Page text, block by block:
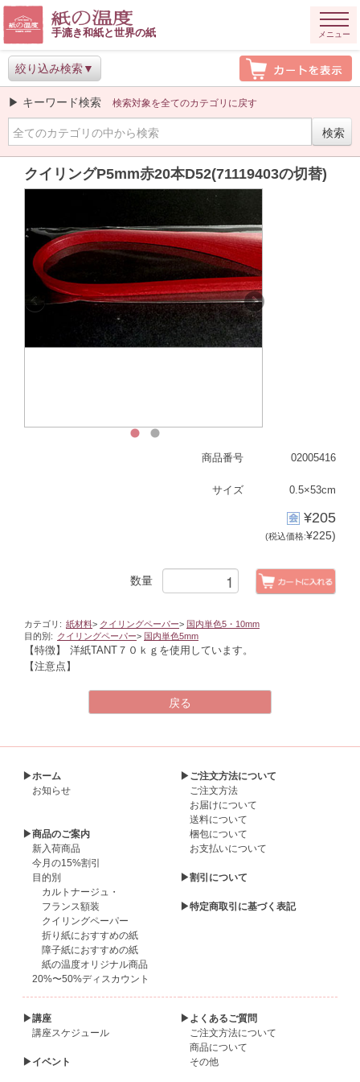
手漉き和紙と世界の紙 メニュー
絞り込み検索
▶ キーワード検索 検索対象を全てのカテゴリに戻す
クイリングP5mm赤20本D52(71119403の切替)
Previous
02005416
商品番号
0.5×53cm
サイズ
¥205
(税込価格:¥225)
数量
カテゴリ: 紙材料> クイリングペーパー> 国内単色5・10mm
目的別: クイリングペーパー> 国内単色5mm
【特徴】
洋紙TANT７０ｋｇを使用しています。
【注意点】
▶ホーム
お知らせ
▶商品のご案内
新入荷商品
今月の15%割引
目的別
カルトナージュ・
フランス額装
クイリングペーパー
折り紙におすすめの紙
障子紙におすすめの紙
紙の温度オリジナル商品
20%〜50%ディスカウント
▶ご注文方法について
ご注文方法
お届けについて
送料について
梱包について
お支払いについて
▶割引について
▶特定商取引に基づく表記
▶講座
講座スケジュール
▶イベント
▶よくあるご質問
ご注文方法について
商品について
その他